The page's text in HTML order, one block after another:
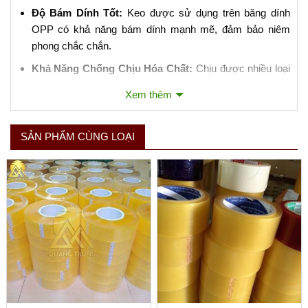
Độ Bám Dính Tốt: Keo được sử dụng trên băng dính
OPP có khả năng bám dính mạnh mẽ, đảm bảo niêm
phong chắc chắn.
Khả Năng Chống Chịu Hóa Chất: Chịu được nhiều loại
Niêm Phong Hộp Carton:
giúp đảm bảo hàng hóa không bị mở ra trong quá trình
vận chuyển.
Đóng Gói Sản Phẩm:Bảo vệ sản phẩm khỏi bụi bẩn,
nước và các yếu tố môi trường khác.
Sử Dụng Trong Công Nghiệp: Thích hợp cho việc đóng
gói tự động bằng máy móc do độ bền và khả năng chịu
lực tốt.
4. Lưu Ý Khi Sử Dụng Băng Dính Đóng Gói OPP:
Xem thêm
SẢN PHẨM CÙNG LOẠI